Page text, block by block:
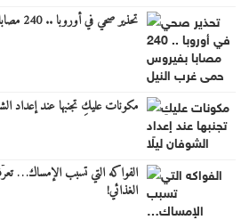
تحذير صحي في أوروبا .. 240 مصابا بفيروس حمى غرب النيل
مكونات عليكِ تجنبها عند إعداد
الفواكه التي تسبب الإمساك…
الغذائي!